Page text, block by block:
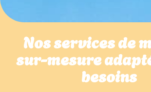
Nos services de
sur-mesure
besoins